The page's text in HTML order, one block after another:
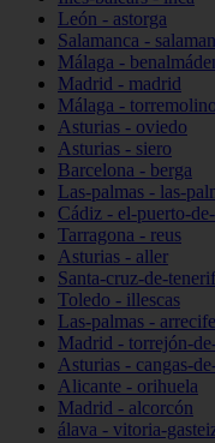
León - astorga
Salamanca -
Málaga -
Madrid - madrid
Málaga -
Asturias - oviedo
Asturias - siero
Barcelona - berga
Las-palmas - las-
Cádiz - el-puerto-
Tarragona - reus
Asturias - aller
Santa-cruz-de-
Toledo - illescas
Las-palmas - arrecife
Madrid - torrejón-
Asturias - cangas-
Alicante - orihuela
Madrid - alcorcón
álava - vitoria-